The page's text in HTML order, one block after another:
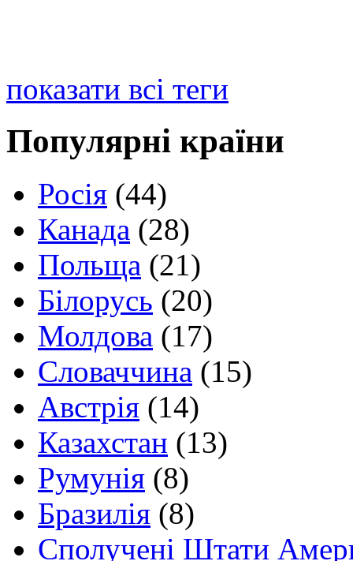
показати всі теги
Популярні країни
Росія (44)
Канада (28)
Польща (21)
Білорусь (20)
Молдова (17)
Словаччина (15)
Австрія (14)
Казахстан (13)
Румунія (8)
Бразилія (8)
Сполучені Штати